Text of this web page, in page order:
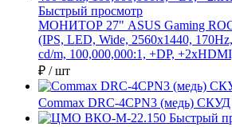
Быстрый просмотр
МОНИТОР 27" ASUS Gaming
(IPS, LED, Wide, 2560x1440,
cd/m, 100,000,000:1, +DP,
₽ / шт
Commax DRC-4CPN3 (медь) СКУД
Быстрый